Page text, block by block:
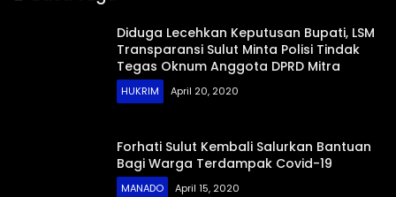
Diduga Lecehkan Keputusan Bupati, LSM
Transparansi Sulut Minta Polisi Tindak
Tegas Oknum Anggota DPRD Mitra
HUKRIM April 20, 2020
Forhati Sulut Kembali Salurkan Bantuan
Bagi Warga Terdampak Covid-19
MANADO April 15, 2020